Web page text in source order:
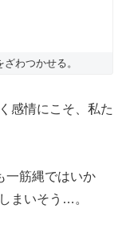
わつかせる。
感情にこそ、私た
一筋縄ではいか
まいそう…。